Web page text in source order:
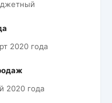
2020 года
2020 года